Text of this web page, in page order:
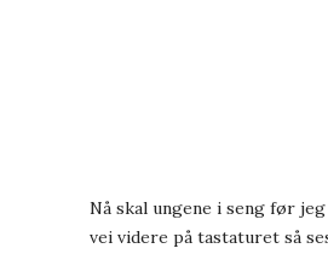
Nå skal ungene i seng før
vei videre på tastaturet så